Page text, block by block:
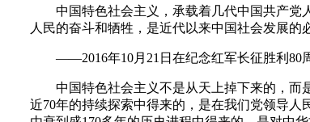
中国特色社会主义，承载着几代中国共产党
人民的奋斗和牺牲，是近代以来中国社会发展的
——2016年10月21日在纪念红军长征胜利80
中国特色社会主义不是从天上掉下来的，而
近70年的持续探索中得来的，是在我们党领导